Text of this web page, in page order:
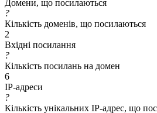
Домени, що посилаються
?
Кількість доменів, що посилаються
2
Вхідні посилання
?
Кількість посилань на домен
6
IP-адреси
?
Кількість унікальних IP-адрес, що